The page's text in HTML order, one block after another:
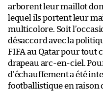
arborent leur maillot
lequel ils portent leur
multicolore. Soit
désaccord avec la
FIFA au Qatar pour tout
drapeau arc-en-ciel.
d’échauffement a été
footballistique en raison